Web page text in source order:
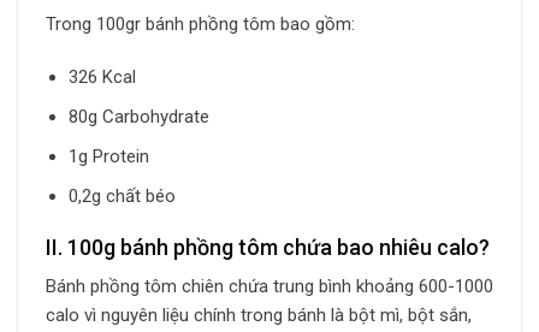
Trong 100gr bánh phồng tôm bao gồm:
326 Kcal
80g Carbohydrate
1g Protein
0,2g chất béo
II. 100g bánh phồng tôm chứa bao nhiêu calo?
Bánh phồng tôm chiên chứa trung bình khoảng 600-1000
calo vì nguyên liệu chính trong bánh là bột mì, bột sắn,